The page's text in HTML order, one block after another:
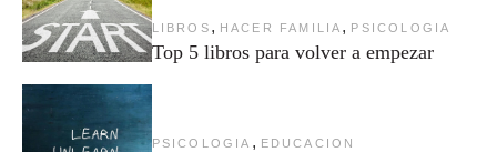
LIBROS , HACER FAMILIA , PSICOLOGIA
Top 5 libros para volver a empezar
PSICOLOGIA , EDUCACION